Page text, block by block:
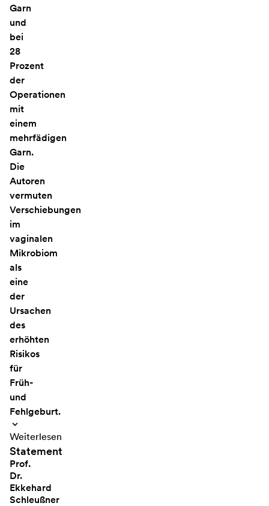
Garn
und
bei
28
Prozent
der
Operationen
mit
einem
mehrfädigen
Garn.
Die
Autoren
vermuten
Verschiebungen
im
vaginalen
Mikrobiom
als
eine
der
Ursachen
des
erhöhten
Risikos
für
Früh-
und
Fehlgeburt.
Weiterlesen
Statement
Prof.
Dr.
Ekkehard
Schleußner